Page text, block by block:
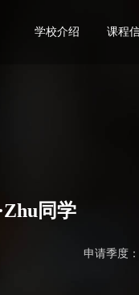
学校介绍 课程
同学
申请季度